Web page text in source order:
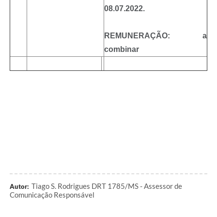
08.07.2022.
REMUNERAÇÃO: a
combinar
Autor: Tiago S. Rodrigues DRT 1785/MS - Assessor de
Comunicação Responsável